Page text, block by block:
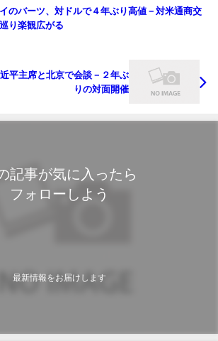
のバーツ、対ドルで４年ぶり高値－対米通商交
り楽観広がる
平主席と北京で会談－２年ぶ
りの対面開催
記事が気に入ったら
フォローしよう
最新情報をお届けします